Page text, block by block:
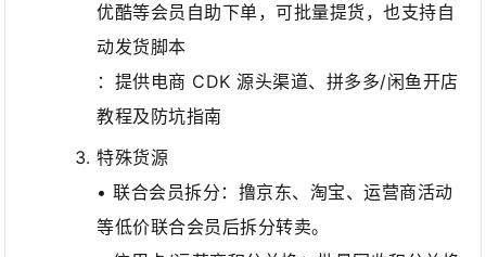
优酷等会员自助下单，可批量提货，也支持自
动发货脚本
：提供电商 CDK 源头渠道、拼多多/闲鱼开店
教程及防坑指南
特殊货源
• 联合会员拆分：撸京东、淘宝、运营商活动
等低价联合会员后拆分转卖。